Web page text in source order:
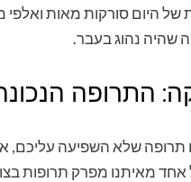
של היום סורקות מאות
שהיה נהוג בעבר.
התרופה הנכונה
שלא השפיעה עליכם, או